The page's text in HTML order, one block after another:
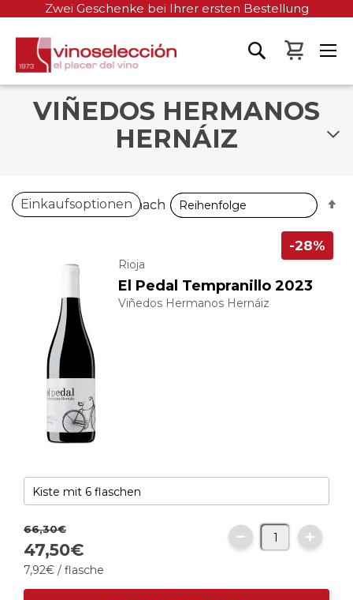
Zwei Geschenke bei Ihrer ersten Bestellung
Mein
VIÑEDOS HERMANOS
HERNÁIZ
Rioja
El Pedal Tempranillo 2023
Viñedos Hermanos Hernáiz
-28%
66,30€
47,50€
7,92€ / flasche
Einkaufsoptionen
Sortieren nach
Sortieren nach